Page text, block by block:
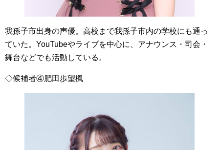
我孫子市出身の声優。高校まで我孫子市内の学校にも通っ
ていた。YouTubeやライブを中心に、アナウンス・司会・
舞台などでも活動している。
◇候補者④肥田歩望楓